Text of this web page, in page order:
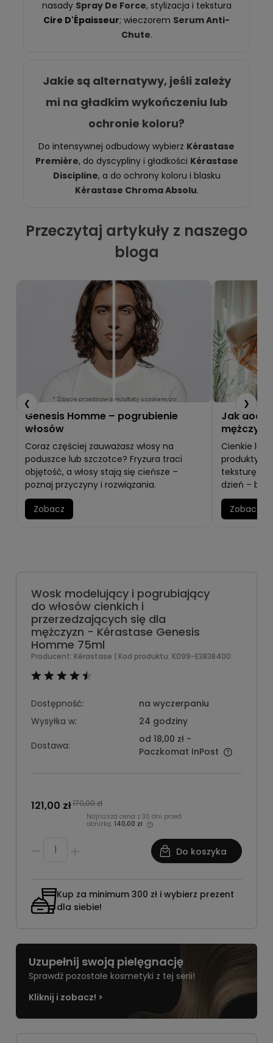
nasady Spray De Force, stylizacja i tekstura
Cire D'Épaisseur; wieczorem Serum Anti-
Chute.
Jakie są alternatywy, jeśli zależy
mi na gładkim wykończeniu lub
ochronie koloru?
Do intensywnej odbudowy wybierz Kérastase
Première, do dyscypliny i gładkości Kérastase
Discipline, a do ochrony koloru i blasku
Kérastase Chroma Absolu.
Przeczytaj artykuły z naszego
bloga
❮ ❯
Genesis Homme – pogrubienie
włosów
Coraz częściej zauważasz włosy na
poduszce lub szczotce? Fryzura traci
objętość, a włosy stają się cieńsze –
poznaj przyczyny i rozwiązania.
Zobacz
Jak
mężczyzn
Cienkie lub
produkty i
teksturę i
dzień – bez
Zobacz
Wosk modelujący i pogrubiający
do włosów cienkich i
przerzedzających się dla
mężczyzn - Kérastase Genesis
Homme 75ml
Producent: Kérastase | Kod produktu: K099-E3838400
Dostępność:
na wyczerpaniu
Wysyłka w:
24 godziny
Dostawa:
od 18,00 zł -
Paczkomat InPost
121,00 zł170,00 zł
Najniższa cena z 30 dni przed
obniżką: 140,00 zł
Do koszyka
Kup za minimum 300 zł i wybierz prezent
dla siebie!
Uzupełnij swoją pielęgnację
Sprawdź pozostałe kosmetyki z tej serii!
Kliknij i zobacz! >